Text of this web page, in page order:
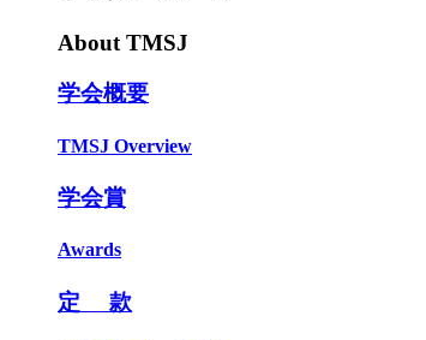
About TMSJ
学会概要
TMSJ Overview
学会賞
Awards
定 款